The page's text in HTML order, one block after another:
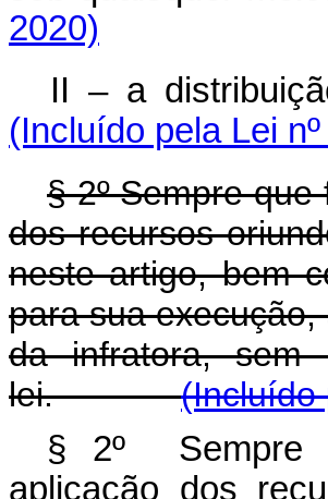
2020)
II – a
(Incluído pela Lei
§ 2º Sempre
dos recursos
neste artigo, bem
para sua
da infratora, sem
lei.(Incluído
§ 2º Sempre
aplicação dos